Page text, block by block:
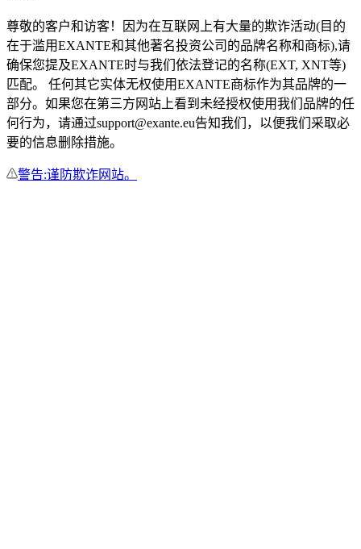
尊敬的客户和访客！因为在互联网上有大量的欺诈活动(目的
在于滥用EXANTE和其他著名投资公司的品牌名称和商标),请
确保您提及EXANTE时与我们依法登记的名称(EXT, XNT等)
匹配。 任何其它实体无权使用EXANTE商标作为其品牌的一
部分。如果您在第三方网站上看到未经授权使用我们品牌的任
何行为，请通过support@exante.eu告知我们，以便我们采取必
要的信息删除措施。
警告:谨防欺诈网站。